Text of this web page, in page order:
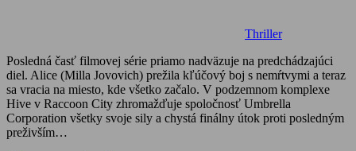
Thriller
Posledná časť filmovej série priamo nadväzuje na predchádzajúci
diel. Alice (Milla Jovovich) prežila kľúčový boj s nemŕtvymi a teraz
sa vracia na miesto, kde všetko začalo. V podzemnom komplexe
Hive v Raccoon City zhromažďuje spoločnosť Umbrella
Corporation všetky svoje sily a chystá finálny útok proti posledným
preživším…